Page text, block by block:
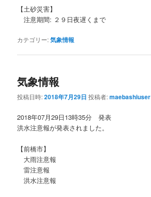
【土砂災害】
注意期間: ２９日夜遅くまで
カテゴリー:気象情報
気象情報
投稿日時:2018年7月29日 投稿者:maebashiuser
2018年07月29日13時35分 発表
洪水注意報が発表されました。
【前橋市】
大雨注意報
雷注意報
洪水注意報